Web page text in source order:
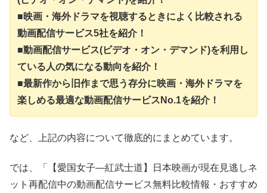
■映画・海外ドラマを視聴するときによく比較される
動画配信サービス5社を紹介！
■動画配信サービス(ビデオ・オン・デマンド)を利用し
ている人の気になる動向を紹介！
■最新作から旧作まで思う存分に映画・海外ドラマを
楽しめる最適な動画配信サービスNo.1を紹介！
など、上記の内容について徹底的にまとめています。
では、「【愛国女子―紅武士道】日本映画が現在見逃しネ
ット再配信中の動画配信サービス無料比較情報・おすすめ